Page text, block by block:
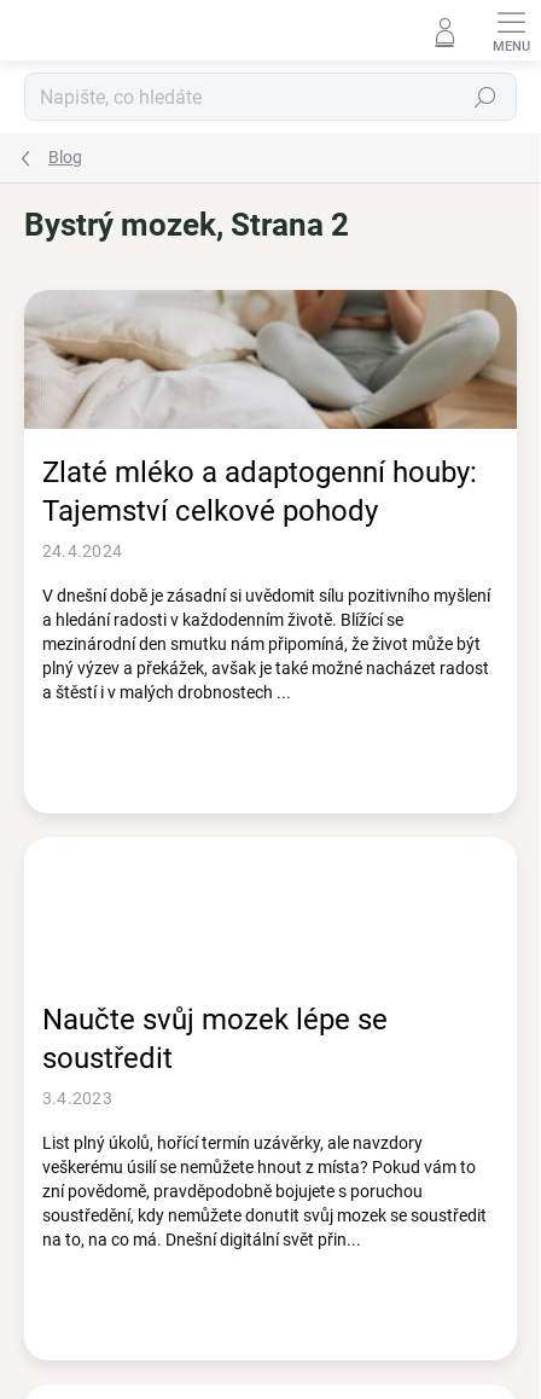
Hledat
Blog
Bystrý mozek, Strana 2
ý
p
i
s
č
Zlaté mléko a adaptogenní houby:
Tajemství celkové pohody
24.4.2024
V dnešní době je zásadní si uvědomit sílu pozitivního myšlení
a hledání radosti v každodenním životě. Blížící se
mezinárodní den smutku nám připomíná, že život může být
plný výzev a překážek, avšak je také možné nacházet radost
a štěstí i v malých drobnostech ...
Naučte svůj mozek lépe se
soustředit
3.4.2023
List plný úkolů, hořící termín uzávěrky, ale navzdory
veškerému úsilí se nemůžete hnout z místa? Pokud vám to
zní povědomě, pravděpodobně bojujete s poruchou
soustředění, kdy nemůžete donutit svůj mozek se soustředit
na to, na co má. Dnešní digitální svět přin...